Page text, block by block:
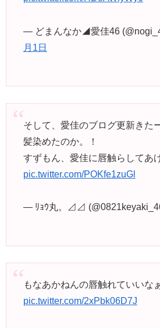
— どまんなか◢愛佳46
月1日
そして、愛佳のブログ更新きた
髪染めたのか。！
すずもん、愛佳に唇触らしてあ
pic.twitter.com/POKfe1zuGl
— ﾘｮｳ丸。⊿⊿
もなあかねんの唇触れていいな
pic.twitter.com/2xPbk06D7J